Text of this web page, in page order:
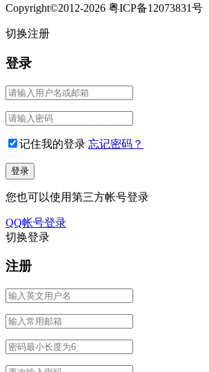
Copyright©2012-2026 粤ICP备12073831号
切换注册
登录
记住我的登录 忘记密码？
您也可以使用第三方帐号登录
QQ帐号登录
切换登录
注册